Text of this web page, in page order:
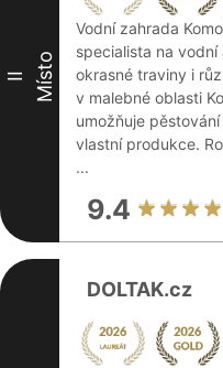
II Místo
Vodní zahrada
specialista na vodní
okrasné traviny i
v malebné oblasti
umožňuje
vlastní produkce.
...
9.4
DOLTAK.cz